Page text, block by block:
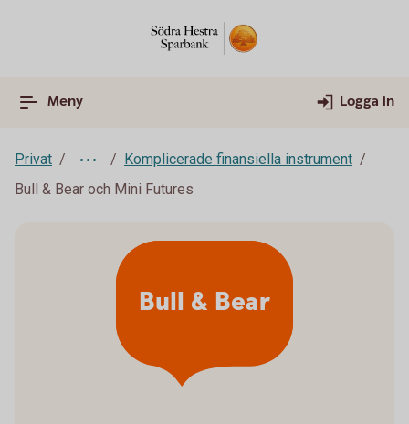
Meny Logga in
Privat
Komplicerade finansiella instrument
Bull & Bear och Mini Futures
Bull & Bear